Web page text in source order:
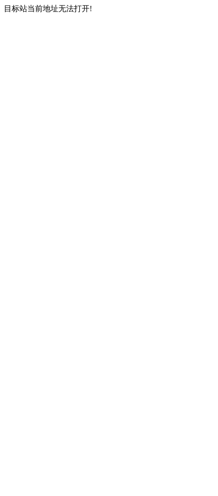
目标站当前地址无法打开!